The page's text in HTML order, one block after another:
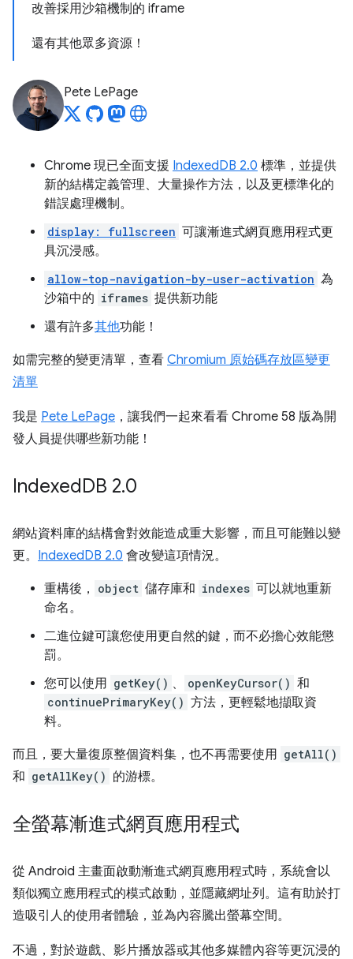
改善採用沙箱機制的 iframe
還有其他眾多資源！
Pete LePage
Chrome 現已全面支援 IndexedDB 2.0 標準，並提供
新的結構定義管理、大量操作方法，以及更標準化的
錯誤處理機制。
display: fullscreen 可讓漸進式網頁應用程式更
具沉浸感。
allow-top-navigation-by-user-activation 為
沙箱中的 iframes 提供新功能
還有許多其他功能！
如需完整的變更清單，查看 Chromium 原始碼存放區變更
清單
我是 Pete LePage ，讓我們一起來看看 Chrome 58 版為開
發人員提供哪些新功能！
IndexedDB 2.0
網站資料庫的結構會對效能造成重大影響，而且可能難以變
更。 IndexedDB 2.0 會改變這項情況。
重構後， object 儲存庫和 indexes 可以就地重新
命名。
二進位鍵可讓您使用更自然的鍵，而不必擔心效能懲
罰。
您可以使用 getKey() 、 openKeyCursor() 和
continuePrimaryKey() 方法，更輕鬆地擷取資
料。
而且，要大量復原整個資料集，也不再需要使用 getAll()
和 getAllKey() 的游標。
全螢幕漸進式網頁應用程式
從 Android 主畫面啟動漸進式網頁應用程式時，系統會以
類似獨立應用程式的模式啟動，並隱藏網址列。這有助於打
造吸引人的使用者體驗，並為內容騰出螢幕空間。
不過，對於遊戲、影片播放器或其他多媒體內容等更沉浸的